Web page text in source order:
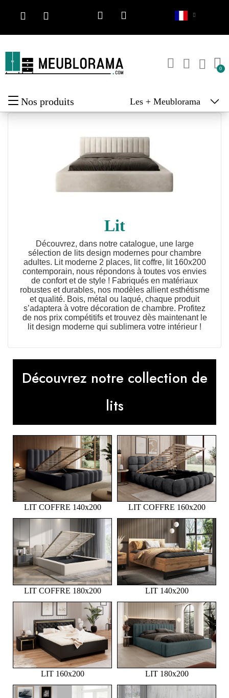
Nos produits Les + Meublorama
Lit
Découvrez, dans notre catalogue, une large
sélection de lits design modernes pour chambre
adultes. Lit moderne 2 places, lit coffre, lit 160x200
contemporain, nous répondons à toutes vos envies
de confort et de style ! Fabriqués en matériaux
robustes et durables, nos modèles allient esthétisme
et qualité. Bois, métal ou laqué, chaque produit
s’adaptera à votre décoration de chambre. Profitez
de nos prix compétitifs et trouvez dès maintenant le
lit design moderne qui sublimera votre intérieur !
Découvrez notre collection de
lits
LIT COFFRE 140x200 LIT COFFRE 160x200
LIT COFFRE 180x200 LIT 140x200
LIT 160x200 LIT 180x200